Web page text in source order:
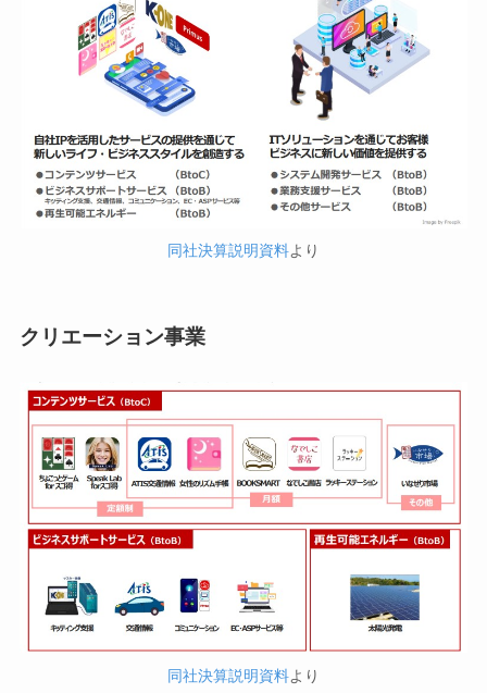
同社決算説明資料より
クリエーション事業
同社決算説明資料より